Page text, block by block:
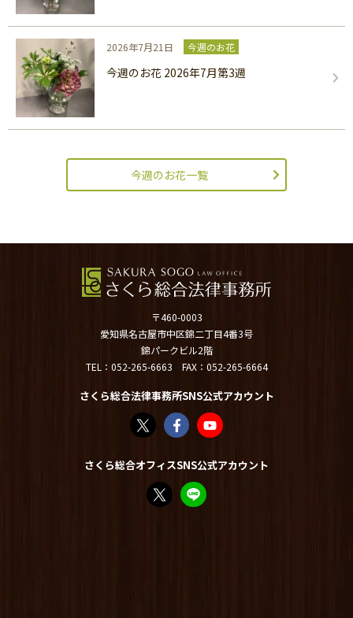
2026年7月21日 今週のお花
今週のお花 2026年7月第3週
今週のお花一覧
〒460-0003
愛知県名古屋市中区錦二丁目4番3号
錦パークビル2階
TEL： 052-265-6663 FAX：052-265-6664
さくら総合法律事務所SNS公式アカウント
さくら総合法律事務所（@sakurasogolaw
さくら総合法律事務所 | Facebook
さくら総合法律事務所 -
さくら総合オフィスSNS公式アカウント
FP竹内美土璃（@fpsakurasogo）さん
教えてみどり先生【公式LINE】